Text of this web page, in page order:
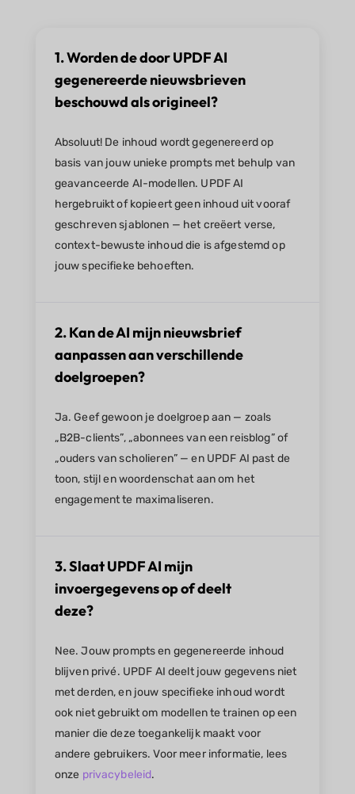
1. Worden de door UPDF AI
gegenereerde nieuwsbrieven
beschouwd als origineel?
Absoluut! De inhoud wordt gegenereerd op
basis van jouw unieke prompts met behulp van
geavanceerde AI-modellen. UPDF AI
hergebruikt of kopieert geen inhoud uit vooraf
geschreven sjablonen — het creëert verse,
context-bewuste inhoud die is afgestemd op
jouw specifieke behoeften.
2. Kan de AI mijn nieuwsbrief
aanpassen aan verschillende
doelgroepen?
Ja. Geef gewoon je doelgroep aan — zoals
„B2B-clients”, „abonnees van een reisblog” of
„ouders van scholieren” — en UPDF AI past de
toon, stijl en woordenschat aan om het
engagement te maximaliseren.
3. Slaat UPDF AI mijn
invoergegevens op of deelt
deze?
Nee. Jouw prompts en gegenereerde inhoud
blijven privé. UPDF AI deelt jouw gegevens niet
met derden, en jouw specifieke inhoud wordt
ook niet gebruikt om modellen te trainen op een
manier die deze toegankelijk maakt voor
andere gebruikers. Voor meer informatie, lees
onze privacybeleid.